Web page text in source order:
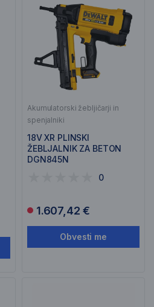
Akumulatorski žebljičarji in
spenjalniki
18V XR PLINSKI
ŽEBLJALNIK ZA BETON
DGN845N
0
1.607,42 €
Obvesti me